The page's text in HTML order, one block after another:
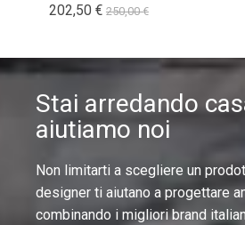
202,50 € 250,00 €
Stai arredando
aiutiamo noi
Non limitarti a scegliere un
designer ti aiutano a progettare
combinando i migliori brand